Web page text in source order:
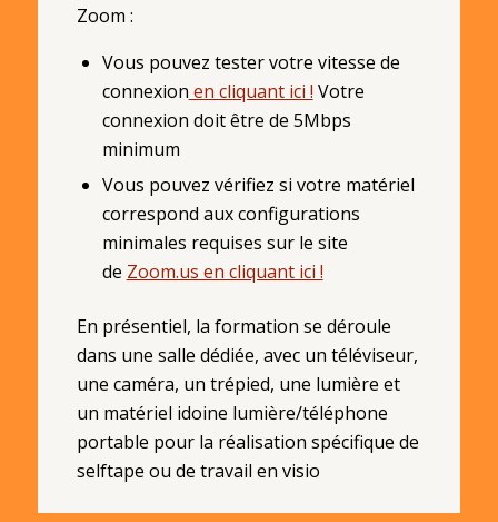
Zoom :
Vous pouvez tester votre vitesse de
connexion en cliquant ici ! Votre
connexion doit être de 5Mbps
minimum
Vous pouvez vérifiez si votre matériel
correspond aux configurations
minimales requises sur le site
de Zoom.us en cliquant ici !
En présentiel, la formation se déroule
dans une salle dédiée, avec un téléviseur,
une caméra, un trépied, une lumière et
un matériel idoine lumière/téléphone
portable pour la réalisation spécifique de
selftape ou de travail en visio